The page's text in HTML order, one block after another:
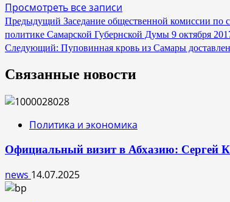
Просмотреть все записи
Навигация
по
записям
Предыдущий Заседание общественной комиссии по
политике Самарской Губернской Думы 9 октября
Следующий: Пуповинная кровь из Самары
Связанные новости
Политика и экономика
Официальный визит в Абхазию: Сергей
news 14.07.2025